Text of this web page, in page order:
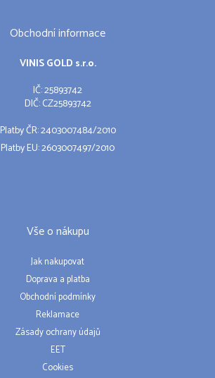
Obchodní informace
VINIS GOLD s.r.o.
IČ: 25893742
DIČ: CZ25893742
Platby ČR: 2403007484/2010
Platby EU: 2603007497/2010
Vše o nákupu
Jak nakupovat
Doprava a platba
Obchodní podmínky
Reklamace
Zásady ochrany údajů
EET
Cookies